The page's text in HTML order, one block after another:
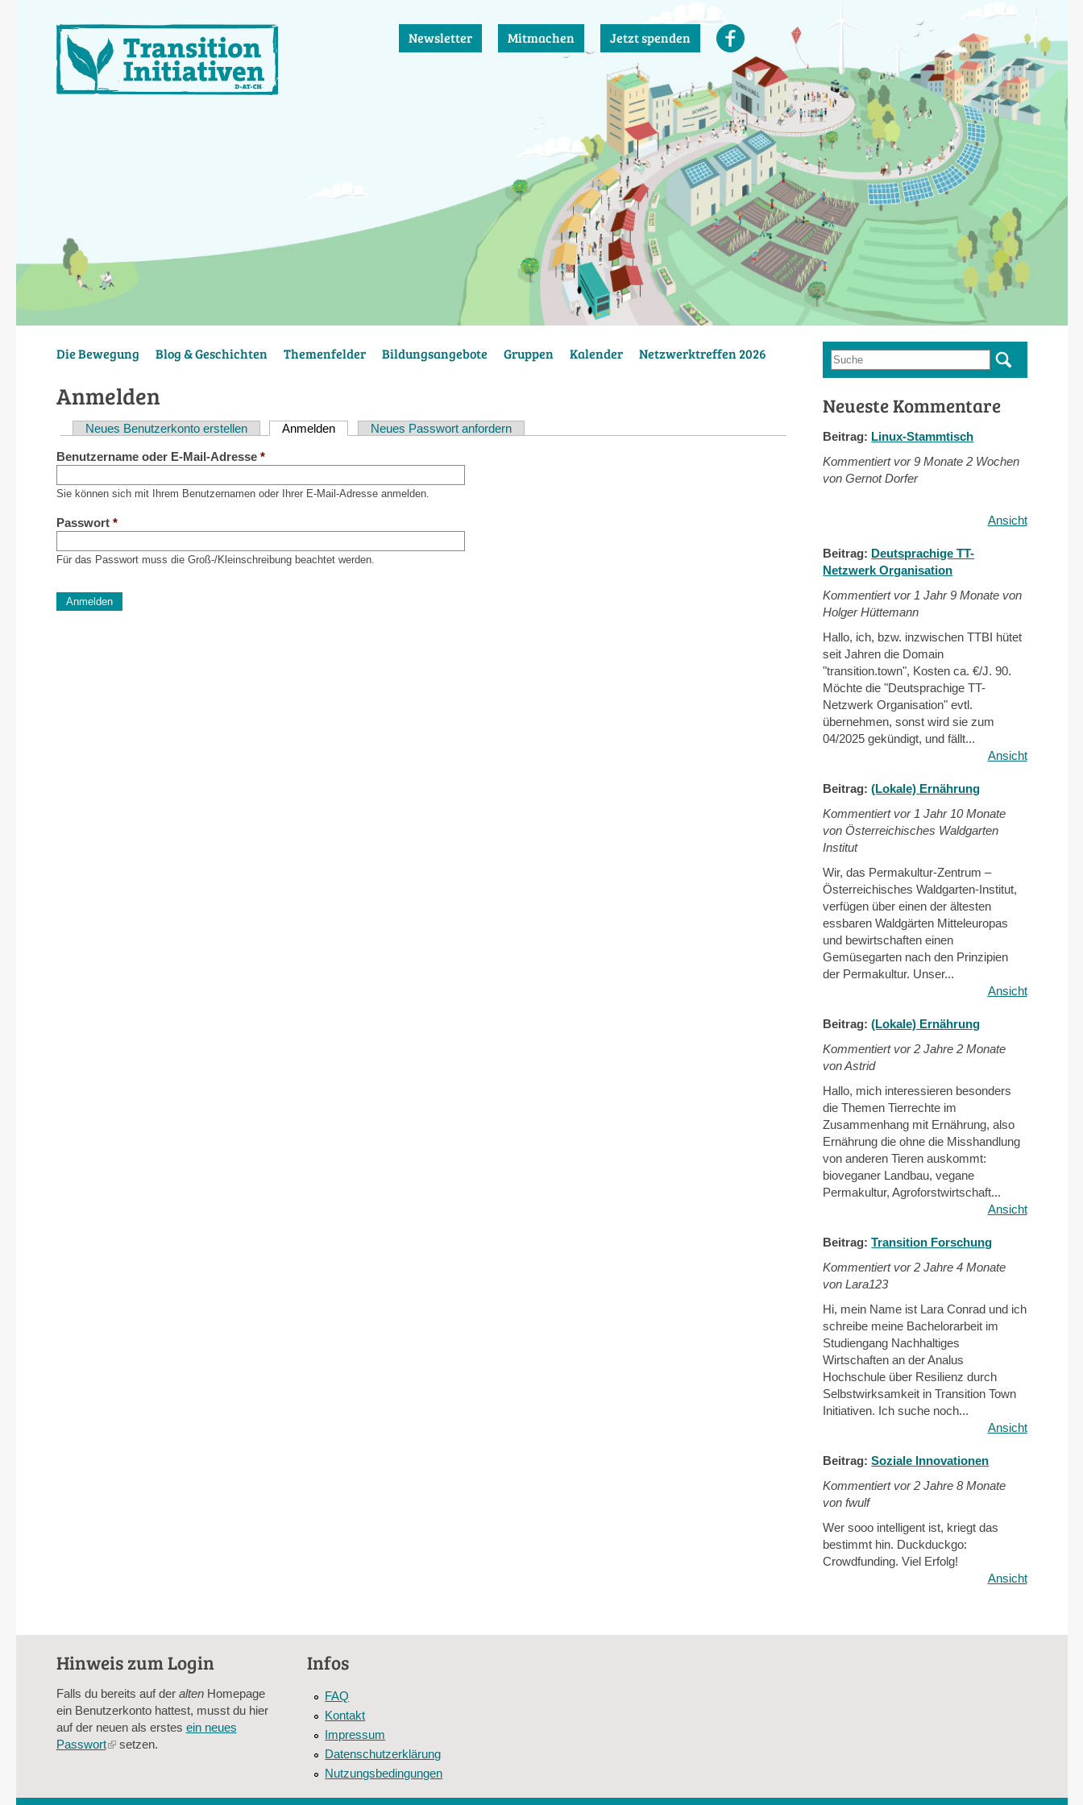
Newsletter Mitmachen Jetzt spenden
Die Bewegung Blog & Geschichten Themenfelder Bildungsangebote Gruppen Kalender Netzwerktreffen 2026
Anmelden
Haupt-
Reiter
Neues Benutzerkonto erstellen Anmelden (aktiver Reiter)
Neues Passwort anfordern
Benutzername oder E-Mail-Adresse *
Sie können sich mit Ihrem Benutzernamen oder Ihrer E-Mail-Adresse anmelden.
Passwort *
Für das Passwort muss die Groß-/Kleinschreibung beachtet werden.
Diese Sicherheitsfrage überprüft, ob Sie ein menschlicher Besucher sind und
Suchformular
Suche
Neueste Kommentare
Beitrag: Linux-Stammtisch
Kommentiert vor9 Monate 2 Wochen
von Gernot Dorfer
Ansicht
Beitrag: Deutsprachige TT-
Netzwerk Organisation
Kommentiert vor 1 Jahr 9 Monate von
Holger Hüttemann
Hallo, ich, bzw. inzwischen TTBI hütet
seit Jahren die Domain
"transition.town", Kosten ca. €/J. 90.
Möchte die "Deutsprachige TT-
Netzwerk Organisation" evtl.
übernehmen, sonst wird sie zum
04/2025 gekündigt, und fällt...
Ansicht
Beitrag:(Lokale) Ernährung
Kommentiert vor 1 Jahr 10 Monate
von Österreichisches Waldgarten
Institut
Wir, das Permakultur-Zentrum –
Österreichisches Waldgarten-Institut,
verfügen über einen der ältesten
essbaren Waldgärten Mitteleuropas
und bewirtschaften einen
Gemüsegarten nach den Prinzipien
der Permakultur. Unser...
Ansicht
Beitrag:(Lokale) Ernährung
Kommentiert vor2 Jahre 2 Monate
von Astrid
Hallo, mich interessieren besonders
die Themen Tierrechte im
Zusammenhang mit Ernährung, also
Ernährung die ohne die Misshandlung
von anderen Tieren auskommt:
bioveganer Landbau, vegane
Permakultur, Agroforstwirtschaft...
Ansicht
Beitrag:Transition Forschung
Kommentiert vor2 Jahre 4 Monate
von Lara123
Hi, mein Name ist Lara Conrad und ich
schreibe meine Bachelorarbeit im
Studiengang Nachhaltiges
Wirtschaften an der Analus
Hochschule über Resilienz durch
Selbstwirksamkeit in Transition Town
Initiativen. Ich suche noch...
Ansicht
Beitrag:Soziale Innovationen
Kommentiert vor2 Jahre 8 Monate
von fwulf
Wer sooo intelligent ist, kriegt das
bestimmt hin. Duckduckgo:
Crowdfunding. Viel Erfolg!
Ansicht
Hinweis zum Login
Falls du bereits auf der altenHomepage
ein Benutzerkonto hattest, musst du hier
auf der neuen als erstes ein neues
Passwort(linksetzen.
Infos
FAQ
Kontakt
Impressum
Datenschutzerklärung
Nutzungsbedingungen